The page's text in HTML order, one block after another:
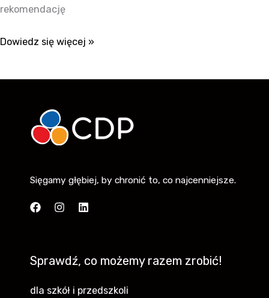
rekomendację
Dowiedz się więcej »
Sięgamy głębiej, by chronić to, co najcenniejsze.
Sprawdź, co możemy razem zrobić!
dla szkół i przedszkoli